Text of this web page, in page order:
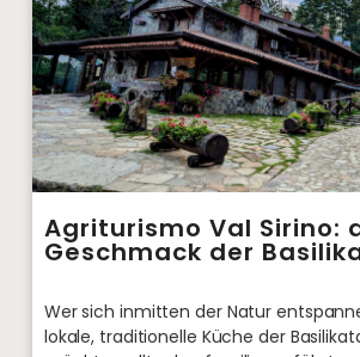
Agriturismo Val Sirino:
Geschmack der
Wer sich inmitten der Natur
lokale, traditionelle Küche der